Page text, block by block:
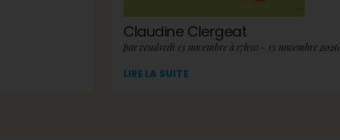
Claudine Clergeat
par vendredi 13 novembre à 17h30 - 13 novembre 2026
LIRE LA SUITE